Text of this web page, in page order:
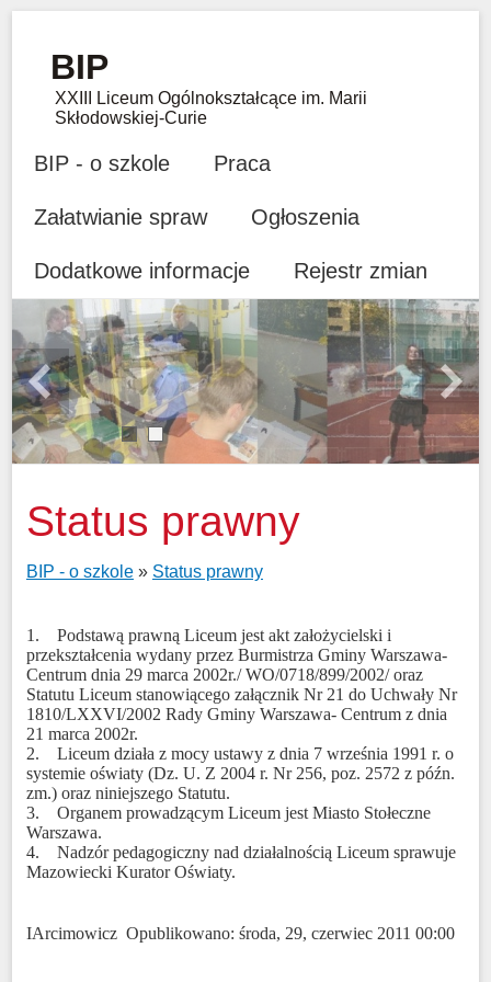
BIP
XXIII Liceum Ogólnokształcące im. Marii
Skłodowskiej-Curie
BIP - o szkole Praca
Załatwianie spraw Ogłoszenia
Dodatkowe informacje Rejestr zmian
Previous Next
1
Status prawny
BIP - o szkole» Status prawny
1. Podstawą prawną Liceum jest akt założycielski i
przekształcenia wydany przez Burmistrza Gminy Warszawa-
Centrum dnia 29 marca 2002r./ WO/0718/899/2002/ oraz
Statutu Liceum stanowiącego załącznik Nr 21 do Uchwały Nr
1810/LXXVI/2002 Rady Gminy Warszawa- Centrum z dnia
21 marca 2002r.
2. Liceum działa z mocy ustawy z dnia 7 września 1991 r. o
systemie oświaty (Dz. U. Z 2004 r. Nr 256, poz. 2572 z późn.
zm.) oraz niniejszego Statutu.
3. Organem prowadzącym Liceum jest Miasto Stołeczne
Warszawa.
4. Nadzór pedagogiczny nad działalnością Liceum sprawuje
Mazowiecki Kurator Oświaty.
IArcimowicz Opublikowano: środa, 29, czerwiec 2011 00:00